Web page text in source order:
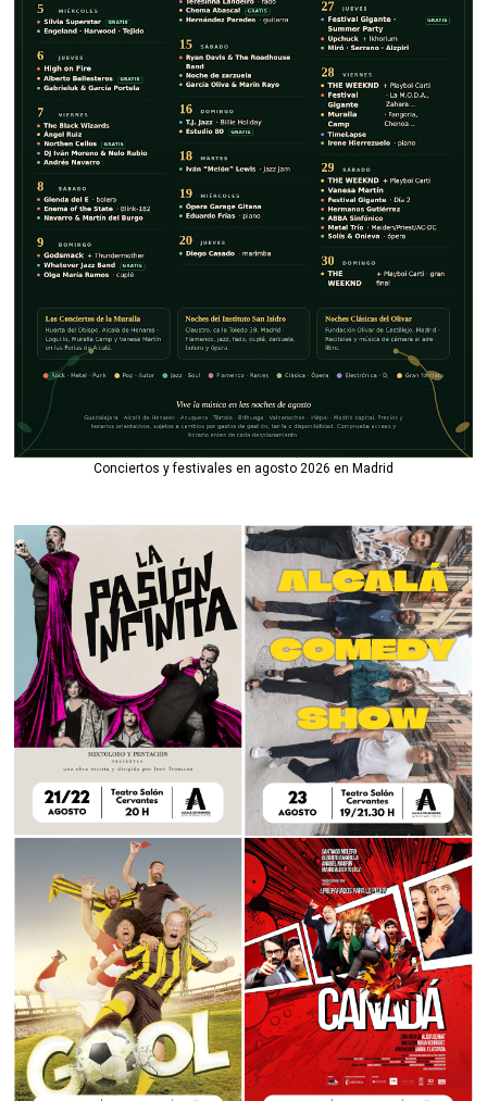
Conciertos y festivales en agosto 2026 en Madrid